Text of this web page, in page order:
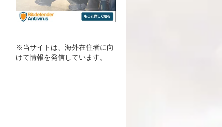
※当サイトは、海外在住者に向
けて情報を発信しています。